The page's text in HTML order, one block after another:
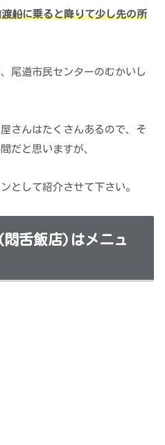
船に乗ると降りて少し先の所
尾道市民センターのむかいし
さんはたくさんあるので、そ
だと思いますが、
として紹介させて下さい。
悶舌飯店)はメニュ